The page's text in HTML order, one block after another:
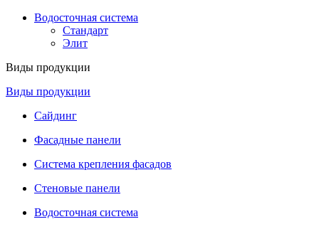
Водосточная система
Стандарт
Элит
Виды продукции
Виды продукции
Сайдинг
Фасадные панели
Система крепления фасадов
Стеновые панели
Водосточная система